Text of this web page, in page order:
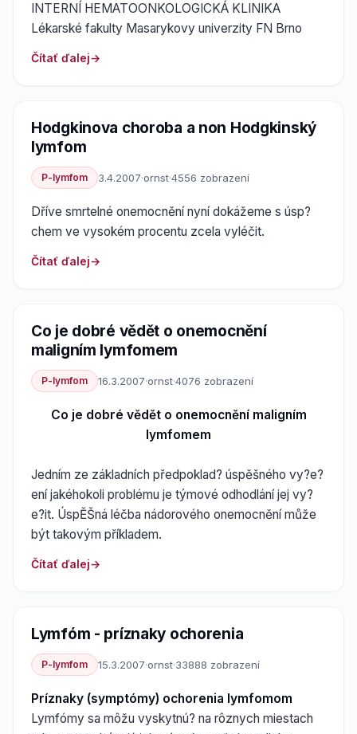
INTERNÍ HEMATOONKOLOGICKÁ KLINIKA
Lékarské fakulty Masarykovy univerzity FN Brno
Čítať ďalej
Hodgkinova choroba a non Hodgkinský
lymfom
P-lymfom 3.4.2007·ornst·4556 zobrazení
Dříve smrtelné onemocnění nyní dokážeme s úsp?
chem ve vysokém procentu zcela vyléčit.
Čítať ďalej
Co je dobré vědět o onemocnění
maligním lymfomem
P-lymfom 16.3.2007·ornst·4076 zobrazení
Co je dobré vědět o onemocnění maligním
lymfomem
Jedním ze základních předpoklad? úspěšného vy?e?
ení jakéhokoli problému je týmové odhodlání jej vy?
e?it. ÚspĚŠná léčba nádorového onemocnění může
být takovým příkladem.
Čítať ďalej
Lymfóm - príznaky ochorenia
P-lymfom 15.3.2007·ornst·33888 zobrazení
Príznaky (symptómy) ochorenia lymfomom
Lymfómy sa môžu vyskytnú? na rôznych miestach